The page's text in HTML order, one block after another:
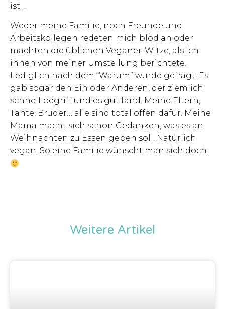
ist…
Weder meine Familie, noch Freunde und
Arbeitskollegen redeten mich blöd an oder
machten die üblichen Veganer-Witze, als ich
ihnen von meiner Umstellung berichtete.
Lediglich nach dem “Warum” wurde gefragt. Es
gab sogar den Ein oder Anderen, der ziemlich
schnell begriff und es gut fand. Meine Eltern,
Tante, Bruder… alle sind total offen dafür. Meine
Mama macht sich schon Gedanken, was es an
Weihnachten zu Essen geben soll. Natürlich
vegan. So eine Familie wünscht man sich doch.
Weitere Artikel